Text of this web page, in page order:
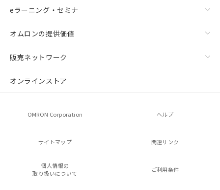
eラーニング・セミナ
オムロンの提供価値
販売ネットワーク
オンラインストア
OMRON Corporation ヘルプ
サイトマップ 関連リンク
個人情報の
取り扱いについて
ご利用条件